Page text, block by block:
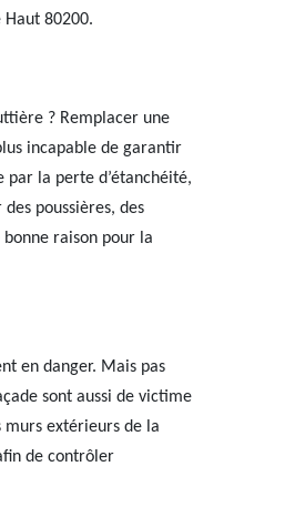
80200.
? Remplacer une
incapable de garantir
la perte d’étanchéité,
poussières, des
raison pour la
en danger. Mais pas
sont aussi de victime
murs extérieurs de la
de contrôler